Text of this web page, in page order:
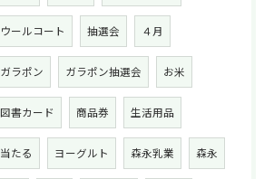
ウールコート 抽選会 ４月
ガラポン ガラポン抽選会 お米
図書カード 商品券 生活用品
当たる ヨーグルト 森永乳業 森永